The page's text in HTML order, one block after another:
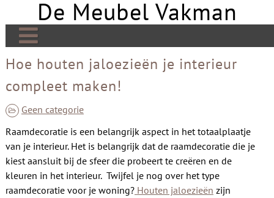
content
De Meubel Vakman
De Meubel Vakman | Meer over design
Banken
Bedden
Tafels
Tv meubels
Kasten
Hoe houten jaloezieën je interieur
compleet maken!
Geen categorie
Raamdecoratie is een belangrijk aspect in het totaalplaatje
van je interieur. Het is belangrijk dat de raamdecoratie die je
kiest aansluit bij de sfeer die probeert te creëren en de
kleuren in het interieur. Twijfel je nog over het type
raamdecoratie voor je woning? Houten jaloezieën zijn